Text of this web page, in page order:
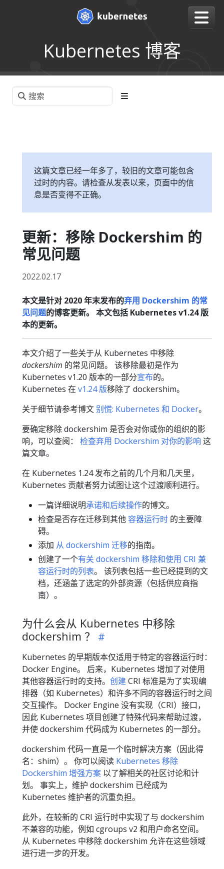
Kubernetes 博客
这篇文章已经一年多了，较旧的文章可能包含
过时的内容。请检查从发表以来，页面中的信
息是否变得不正确。
更新：移除 Dockershim 的
常见问题
2022.02.17
本文是针对 2020 年末发布的弃用 Dockershim 的常
见问题的博客更新。 本文包括 Kubernetes v1.24 版
本的更新。
本文介绍了一些关于从 Kubernetes 中移除
dockershim 的常见问题。 该移除最初是作为
Kubernetes v1.20 版本的一部分宣布的。
Kubernetes 在 v1.24 版移除了 dockershim。
关于细节请参考博文 别慌: Kubernetes 和 Docker。
要确定移除 dockershim 是否会对你或你的组织的影
响，可以查阅： 检查弃用 Dockershim 对你的影响 这
篇文章。
在 Kubernetes 1.24 发布之前的几个月和几天里，
Kubernetes 贡献者努力试图让这个过渡顺利进行。
一篇详细说明承诺和后续操作的博文。
检查是否存在迁移到其他 容器运行时 的主要障
碍。
添加 从 dockershim 迁移的指南。
创建了一个有关 dockershim 移除和使用 CRI 兼
容运行时的列表。 该列表包括一些已经提到的文
档，还涵盖了选定的外部资源（包括供应商指
南）。
为什么会从 Kubernetes 中移除
dockershim ？
Kubernetes 的早期版本仅适用于特定的容器运行时：
Docker Engine。 后来，Kubernetes 增加了对使用
其他容器运行时的支持。 创建CRI 标准是为了实现编
排器（如 Kubernetes）和许多不同的容器运行时之间
交互操作。 Docker Engine 没有实现（CRI）接口，
因此 Kubernetes 项目创建了特殊代码来帮助过渡，
并使 dockershim 代码成为 Kubernetes 的一部分。
dockershim 代码一直是一个临时解决方案（因此得
名：shim）。 你可以阅读 Kubernetes 移除
Dockershim 增强方案 以了解相关的社区讨论和计
划。 事实上，维护 dockershim 已经成为
Kubernetes 维护者的沉重负担。
此外，在较新的 CRI 运行时中实现了与 dockershim
不兼容的功能，例如 cgroups v2 和用户命名空间。
从 Kubernetes 中移除 dockershim 允许在这些领域
进行进一步的开发。